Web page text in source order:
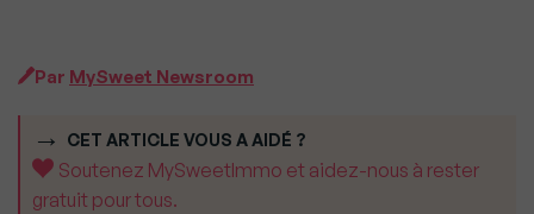
Par MySweet Newsroom
CET ARTICLE VOUS A AIDÉ ?
Soutenez MySweetImmo et aidez-nous à rester
gratuit pour tous.